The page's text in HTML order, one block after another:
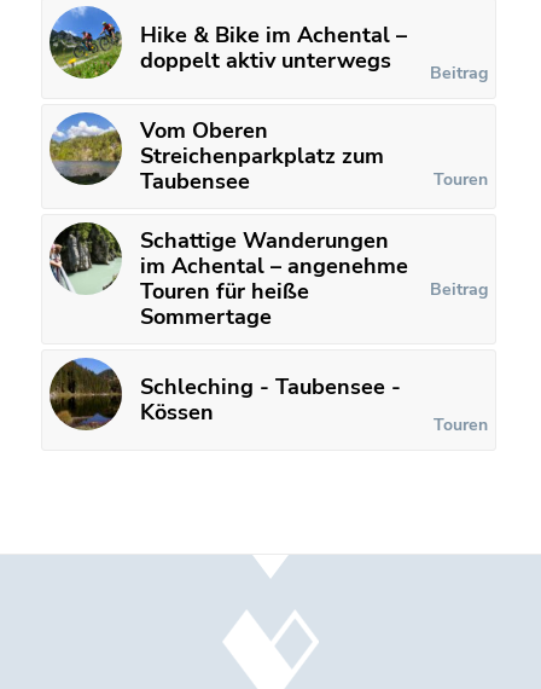
Hike & Bike im Achental –
doppelt aktiv unterwegs
Beitrag
Vom Oberen
Streichenparkplatz zum
Taubensee
Touren
Schattige Wanderungen
im Achental – angenehme
Touren für heiße
Sommertage
Beitrag
Schleching - Taubensee -
Kössen
Touren